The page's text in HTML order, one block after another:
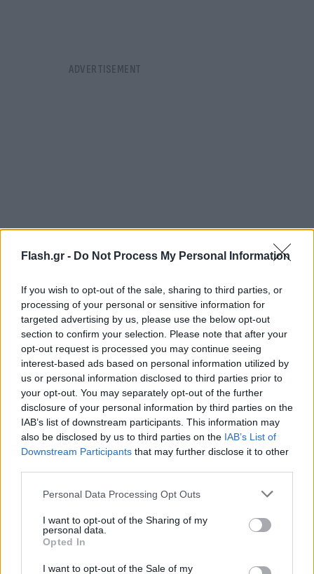
Flash.gr - Do Not Process My Personal Information
If you wish to opt-out of the sale, sharing to third parties, or
processing of your personal or sensitive information for
targeted advertising by us, please use the below opt-out
section to confirm your selection. Please note that after your
opt-out request is processed you may continue seeing
interest-based ads based on personal information utilized by
us or personal information disclosed to third parties prior to
your opt-out. You may separately opt-out of the further
disclosure of your personal information by third parties on the
IAB’s list of downstream participants. This information may
also be disclosed by us to third parties on the IAB’s List of
Downstream Participants that may further disclose it to other
Please note that this website/app uses one or more Google
not limited to your visit or usage behaviour. You may click to
grant or deny consent to Google and its third-party tags to
use your data for below specified purposes in below Google
consent section.
Personal Data Processing Opt Outs
I want to opt-out of the Sharing of my
personal data.
Opted In
I want to opt-out of the Sale of my
FLASH FOCUS